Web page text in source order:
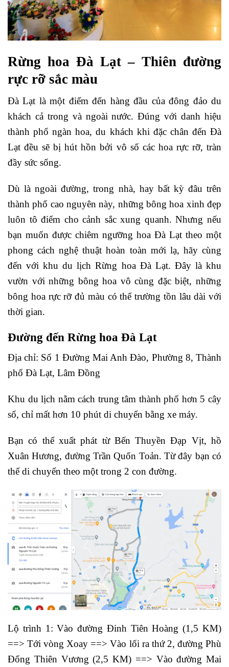
Rừng hoa Đà Lạt – Thiên đường
rực rỡ sắc màu
Đà Lạt là một điểm đến hàng đầu của đông đảo du
khách cả trong và ngoài nước. Đúng với danh hiệu
thành phố ngàn hoa, du khách khi đặc chân đến Đà
Lạt đều sẽ bị hút hồn bởi vô số các hoa rực rỡ, tràn
đầy sức sống.
Dù là ngoài đường, trong nhà, hay bất kỳ đâu trên
thành phố cao nguyên này, những bông hoa xinh đẹp
luôn tô điểm cho cảnh sắc xung quanh. Nhưng nếu
bạn muốn được chiêm ngưỡng hoa Đà Lạt theo một
phong cách nghệ thuật hoàn toàn mới lạ, hãy cùng
đến với khu du lịch Rừng hoa Đà Lạt. Đây là khu
vườn với những bông hoa vô cùng đặc biệt, những
bông hoa rực rỡ đủ màu có thể trường tồn lâu dài với
thời gian.
Đường đến Rừng hoa Đà Lạt
Địa chỉ: Số 1 Đường Mai Anh Đào, Phường 8, Thành
phố Đà Lạt, Lâm Đồng
Khu du lịch nằm cách trung tâm thành phố hơn 5 cây
số, chỉ mất hơn 10 phút di chuyển bằng xe máy.
Bạn có thể xuất phát từ Bến Thuyền Đạp Vịt, hồ
Xuân Hương, đường Trần Quốn Toản. Từ đây bạn có
thể di chuyển theo một trong 2 con đường.
Lộ trình 1: Vào đường Đinh Tiên Hoàng (1,5 KM)
==> Tới vòng Xoay ==> Vào lối ra thứ 2, đường Phù
Đổng Thiên Vương (2,5 KM) ==> Vào đường Mai